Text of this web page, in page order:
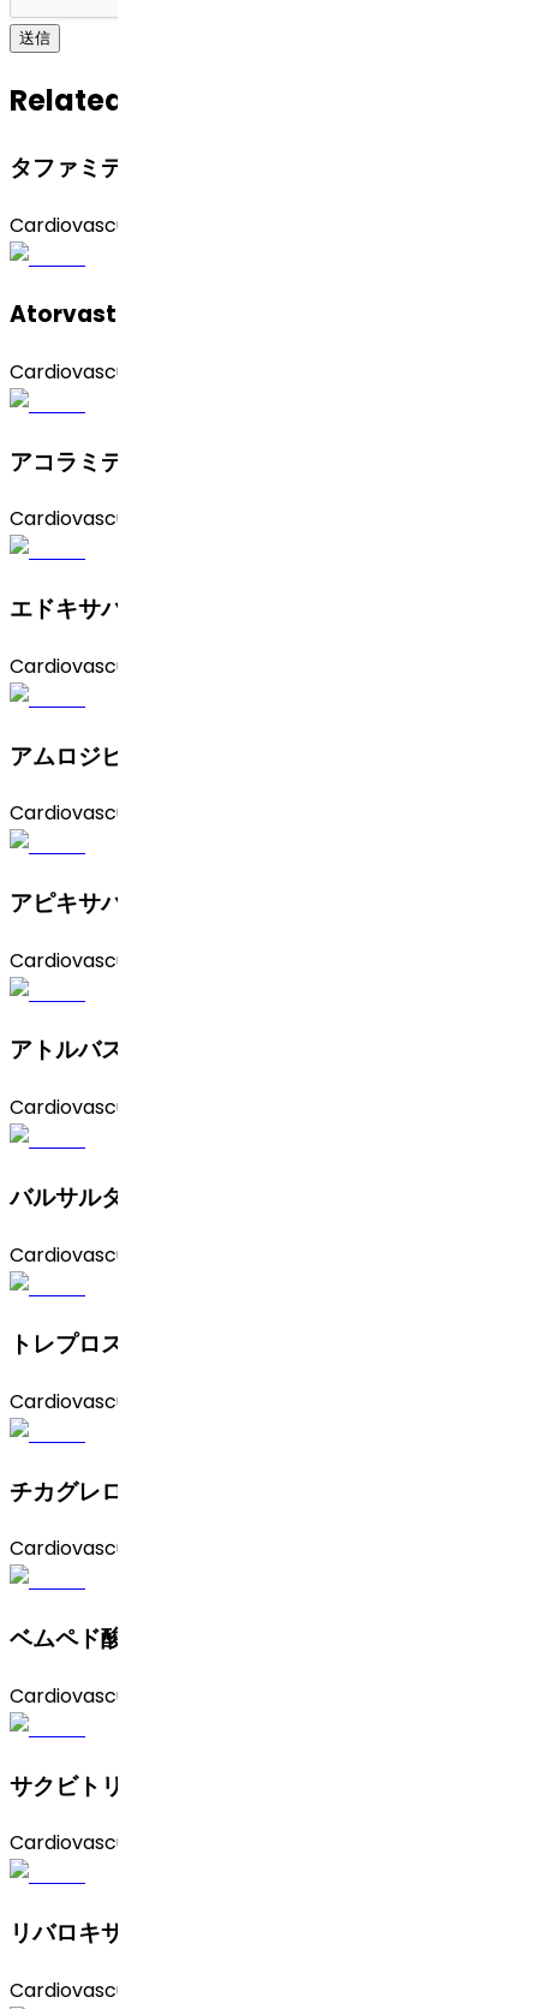
送信
Related APIs
タファミディス
Cardiovascular
Atorvastatin Calcium (Form 1)
Cardiovascular
アコラミディス
Cardiovascular
エドキサバン
Cardiovascular
アムロジピンベシル酸塩
Cardiovascular
アピキサバン
Cardiovascular
アトルバスタチンカルシウム（非晶質およびP型）
Cardiovascular
バルサルタン
Cardiovascular
トレプロスチニル
Cardiovascular
チカグレロル
Cardiovascular
ベムペド酸
Cardiovascular
サクビトリル・バルサルタン
Cardiovascular
リバロキサバン
Cardiovascular